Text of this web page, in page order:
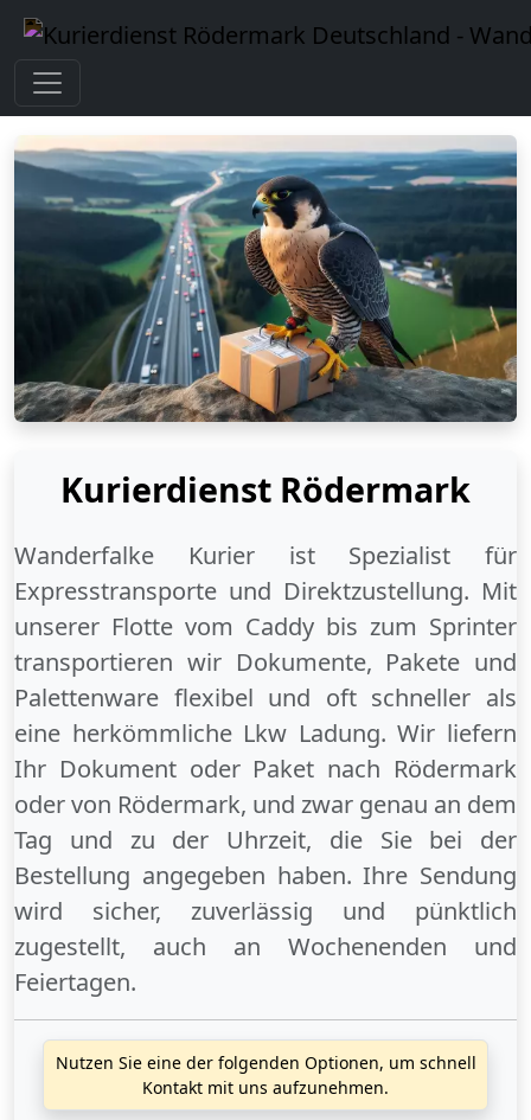
Kurierdienst Rödermark
Wanderfalke Kurier ist Spezialist für
Expresstransporte und Direktzustellung. Mit
unserer Flotte vom Caddy bis zum Sprinter
transportieren wir Dokumente, Pakete und
Palettenware flexibel und oft schneller als
eine herkömmliche Lkw Ladung. Wir liefern
Ihr Dokument oder Paket nach Rödermark
odervon Rödermark, und zwar genau an dem
Tag und zu der Uhrzeit, die Sie bei der
Bestellung angegeben haben. Ihre Sendung
wird sicher, zuverlässig und pünktlich
zugestellt, auch an Wochenenden und
Feiertagen.
Nutzen Sie eine der folgenden Optionen, um schnell
Kontakt mit uns aufzunehmen.